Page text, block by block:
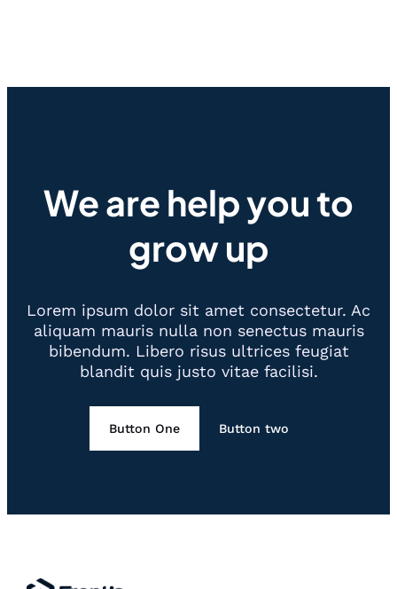
We are help you to
grow up
Lorem ipsum dolor sit amet consectetur. Ac
aliquam mauris nulla non senectus mauris
bibendum. Libero risus ultrices feugiat
blandit quis justo vitae facilisi.
Button One Button two